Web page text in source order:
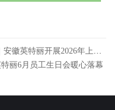
2026年上半年火灾应急逃生演练活动
丽6月员工生日会暖心落幕